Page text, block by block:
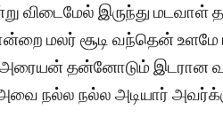
விடைமேல் இருந்து மடவாள்
மலர் சூடி வந்தென் உளமே
தன்னோடும் இடரான
நல்ல நல்ல அடியார்